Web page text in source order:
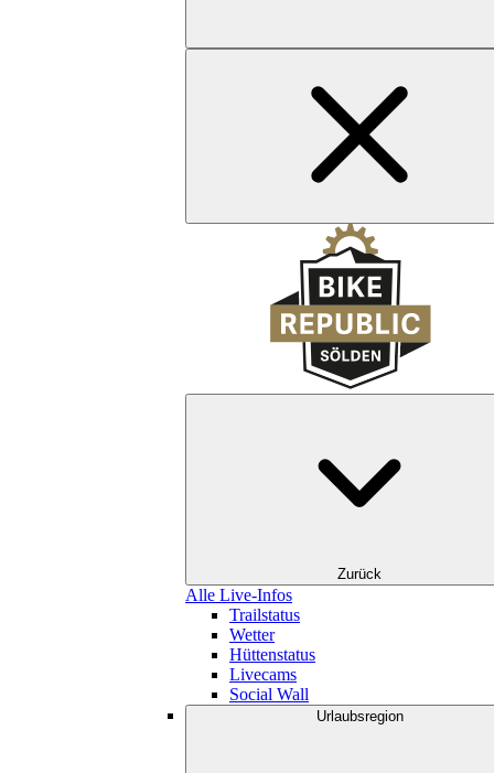
Zurück
Alle Live-Infos
Trailstatus
Wetter
Hüttenstatus
Livecams
Social Wall
Urlaubsregion